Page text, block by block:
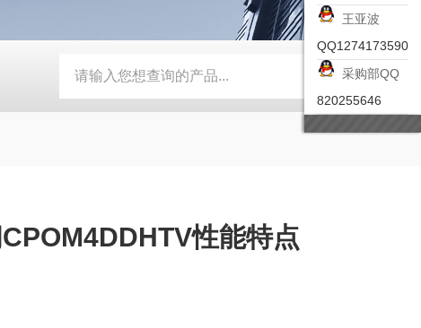
ZK2-ZSEA-A *皮尔兹PILZ安全激光扫描仪 RZMO-TER-
性能特点
王亚波
QQ1274173590
采购部QQ
820255646